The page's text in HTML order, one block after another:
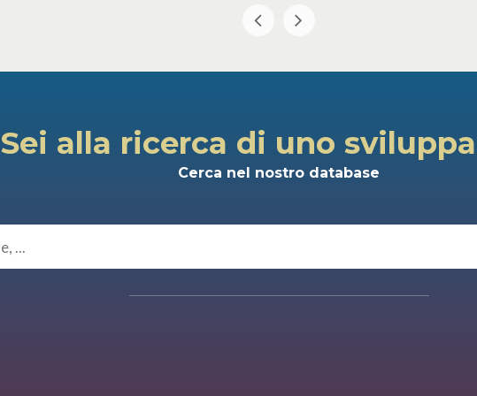
Sei alla ricerca di uno
Cerca nel nostro database